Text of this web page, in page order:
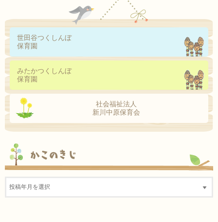
世田谷つくしんぼ
保育園
みたかつくしんぼ
保育園
社会福祉法人
新川中原保育会
かこのきじ